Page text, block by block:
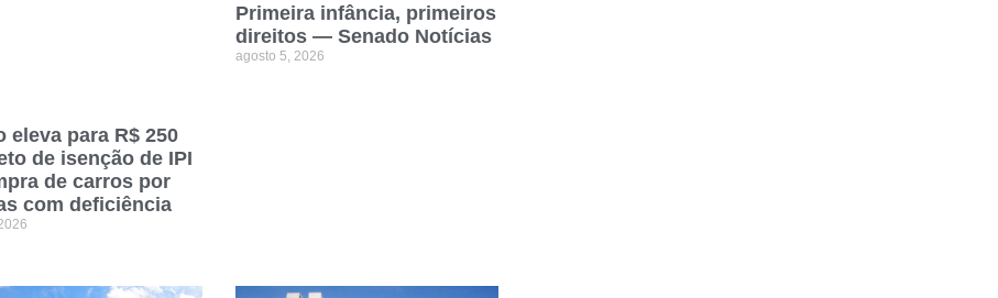
eleva para R$ 250
de isenção de IPI
de carros por
com deficiência
Primeira infância, primeiros
direitos — Senado Notícias
agosto 5, 2026